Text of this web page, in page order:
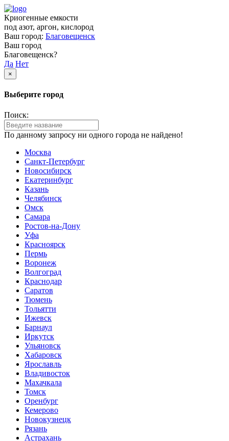
Криогенные емкости
под азот, аргон, кислород
Ваш город: Благовещенск
Ваш город
Благовещенск?
Да Нет
×
Выберите город
Поиск:
По данному запросу ни одного города не найдено!
Москва
Санкт-Петербург
Новосибирск
Екатеринбург
Казань
Челябинск
Омск
Самара
Ростов-на-Дону
Уфа
Красноярск
Пермь
Воронеж
Волгоград
Краснодар
Саратов
Тюмень
Тольятти
Ижевск
Барнаул
Иркутск
Ульяновск
Хабаровск
Ярославль
Владивосток
Махачкала
Томск
Оренбург
Кемерово
Новокузнецк
Рязань
Астрахань